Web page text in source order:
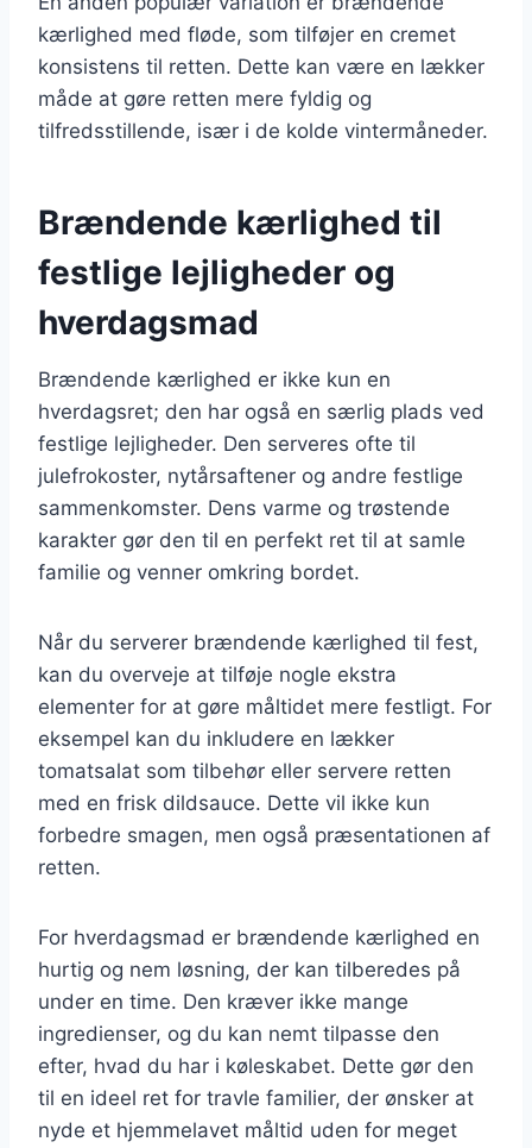
kærlighed med fløde, som tilføjer en cremet
konsistens til retten. Dette kan være en lækker
måde at gøre retten mere fyldig og
tilfredsstillende, især i de kolde vintermåneder.
Brændende kærlighed til
festlige lejligheder og
hverdagsmad
Brændende kærlighed er ikke kun en
hverdagsret; den har også en særlig plads ved
festlige lejligheder. Den serveres ofte til
julefrokoster, nytårsaftener og andre festlige
sammenkomster. Dens varme og trøstende
karakter gør den til en perfekt ret til at samle
familie og venner omkring bordet.
Når du serverer brændende kærlighed til fest,
kan du overveje at tilføje nogle ekstra
elementer for at gøre måltidet mere festligt. For
eksempel kan du inkludere en lækker
tomatsalat som tilbehør eller servere retten
med en frisk dildsauce. Dette vil ikke kun
forbedre smagen, men også præsentationen af
retten.
For hverdagsmad er brændende kærlighed en
hurtig og nem løsning, der kan tilberedes på
under en time. Den kræver ikke mange
ingredienser, og du kan nemt tilpasse den
efter, hvad du har i køleskabet. Dette gør den
til en ideel ret for travle familier, der ønsker at
nyde et hjemmelavet måltid uden for meget